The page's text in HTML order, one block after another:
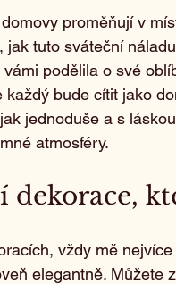
proměňují v
tuto sváteční
podělila o své
bude cítit jako
jednoduše a s
atmosféry.
dekorace,
vždy mě
elegantně. Můžete